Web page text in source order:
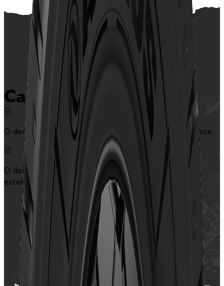
Características
O desenho especial oferece excelente tração e autolimpeza.
O desenho de blocos e o composto especial oferecem
excelente resistência ao desgaste.
Contate-nos